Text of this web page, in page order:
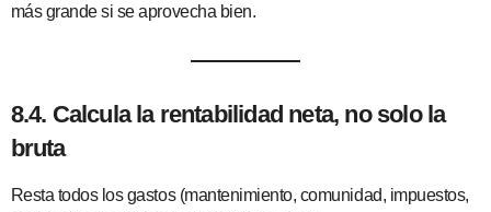
más grande si se aprovecha bien.
8.4. Calcula la rentabilidad neta, no solo la
bruta
Resta todos los gastos (mantenimiento, comunidad, impuestos,